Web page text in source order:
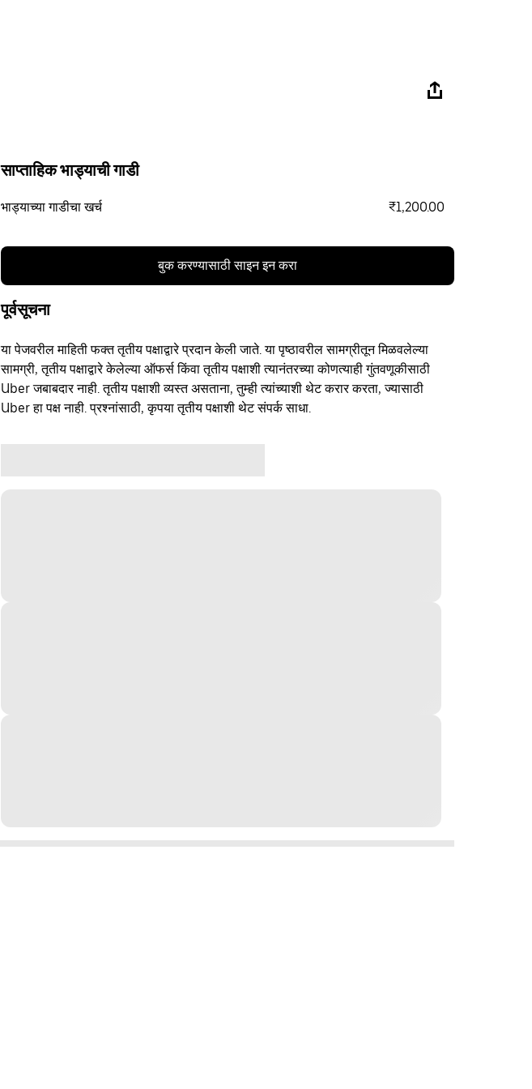
साप्ताहिक भाड्याची गाडी
भाड्याच्या गाडीचा खर्च ₹1,200.00
बुक करण्यासाठी साइन इन करा
पूर्वसूचना
या पेजवरील माहिती फक्त तृतीय पक्षाद्वारे प्रदान केली जाते. या पृष्ठावरील सामग्रीतून मिळवलेल्या
सामग्री, तृतीय पक्षाद्वारे केलेल्या ऑफर्स किंवा तृतीय पक्षाशी त्यानंतरच्या कोणत्याही गुंतवणूकीसाठी
Uber जबाबदार नाही. तृतीय पक्षाशी व्यस्त असताना, तुम्ही त्यांच्याशी थेट करार करता, ज्यासाठी
Uber हा पक्ष नाही. प्रश्नांसाठी, कृपया तृतीय पक्षाशी थेट संपर्क साधा.